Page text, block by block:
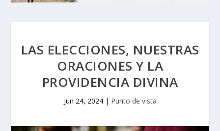
LAS ELECCIONES, NUESTRAS
ORACIONES Y LA
PROVIDENCIA DIVINA
Jun 24, 2024| Punto de vista